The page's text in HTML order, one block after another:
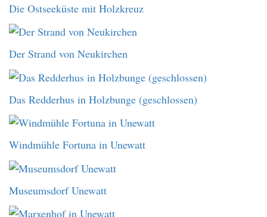
Die Ostseeküste mit Holzkreuz
Der Strand von Neukirchen
Das Redderhus in Holzbunge (geschlossen)
Windmühle Fortuna in Unewatt
Museumsdorf Unewatt